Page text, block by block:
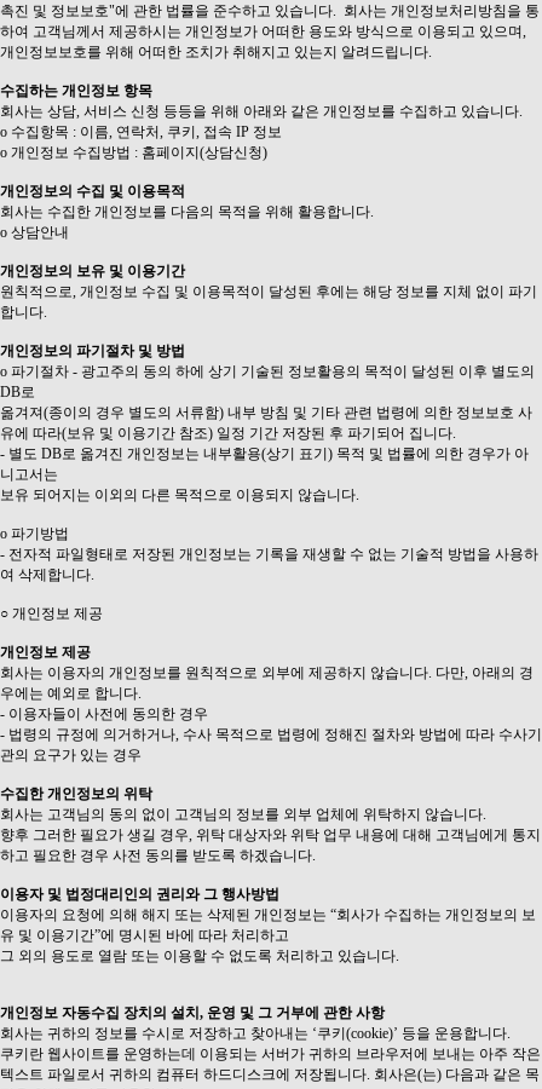
촉진 및 정보보호"에 관한 법률을 준수하고 있습니다. 회사는 개인정보처리방침을 통
하여 고객님께서 제공하시는 개인정보가 어떠한 용도와 방식으로 이용되고 있으며,
개인정보보호를 위해 어떠한 조치가 취해지고 있는지 알려드립니다.
수집하는 개인정보 항목
회사는 상담, 서비스 신청 등등을 위해 아래와 같은 개인정보를 수집하고 있습니다.
ο 수집항목 : 이름, 연락처, 쿠키, 접속 IP 정보
ο 개인정보 수집방법 : 홈페이지(상담신청)
개인정보의 수집 및 이용목적
회사는 수집한 개인정보를 다음의 목적을 위해 활용합니다.
ο 상담안내
개인정보의 보유 및 이용기간
원칙적으로, 개인정보 수집 및 이용목적이 달성된 후에는 해당 정보를 지체 없이 파기
합니다.
개인정보의 파기절차 및 방법
ο 파기절차 - 광고주의 동의 하에 상기 기술된 정보활용의 목적이 달성된 이후 별도의
DB로
옮겨져(종이의 경우 별도의 서류함) 내부 방침 및 기타 관련 법령에 의한 정보보호 사
유에 따라(보유 및 이용기간 참조) 일정 기간 저장된 후 파기되어 집니다.
- 별도 DB로 옮겨진 개인정보는 내부활용(상기 표기) 목적 및 법률에 의한 경우가 아
니고서는
보유 되어지는 이외의 다른 목적으로 이용되지 않습니다.
ο 파기방법
- 전자적 파일형태로 저장된 개인정보는 기록을 재생할 수 없는 기술적 방법을 사용하
여 삭제합니다.
○ 개인정보 제공
개인정보 제공
회사는 이용자의 개인정보를 원칙적으로 외부에 제공하지 않습니다. 다만, 아래의 경
우에는 예외로 합니다.
- 이용자들이 사전에 동의한 경우
- 법령의 규정에 의거하거나, 수사 목적으로 법령에 정해진 절차와 방법에 따라 수사기
관의 요구가 있는 경우
수집한 개인정보의 위탁
회사는 고객님의 동의 없이 고객님의 정보를 외부 업체에 위탁하지 않습니다.
향후 그러한 필요가 생길 경우, 위탁 대상자와 위탁 업무 내용에 대해 고객님에게 통지
하고 필요한 경우 사전 동의를 받도록 하겠습니다.
이용자 및 법정대리인의 권리와 그 행사방법
이용자의 요청에 의해 해지 또는 삭제된 개인정보는 “회사가 수집하는 개인정보의 보
유 및 이용기간”에 명시된 바에 따라 처리하고
그 외의 용도로 열람 또는 이용할 수 없도록 처리하고 있습니다.
개인정보 자동수집 장치의 설치, 운영 및 그 거부에 관한 사항
회사는 귀하의 정보를 수시로 저장하고 찾아내는 ‘쿠키(cookie)’ 등을 운용합니다.
쿠키란 웹사이트를 운영하는데 이용되는 서버가 귀하의 브라우저에 보내는 아주 작은
텍스트 파일로서 귀하의 컴퓨터 하드디스크에 저장됩니다. 회사은(는) 다음과 같은 목